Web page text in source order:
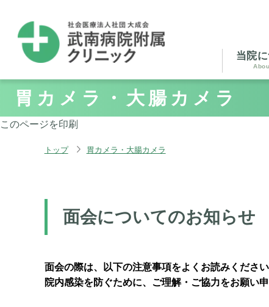
当院
胃カメラ・大腸カメラ
このページを印刷
面会についてのお知らせ
面会の際は、以下の注意事項をよくお読みください
院内感染を防ぐために、ご理解・ご協力をお願い申
トップ 胃カメラ・大腸カメラ